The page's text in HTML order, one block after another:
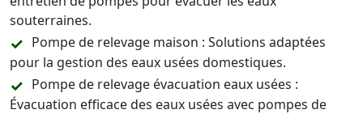
souterraines.
Pompe de relevage maison : Solutions adaptées
pour la gestion des eaux usées domestiques.
Pompe de relevage évacuation eaux usées :
Évacuation efficace des eaux usées avec pompes de